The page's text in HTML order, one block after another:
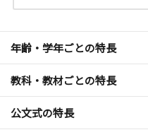
年齢・学年ごとの特長
教科・教材ごとの特長
公文式の特長